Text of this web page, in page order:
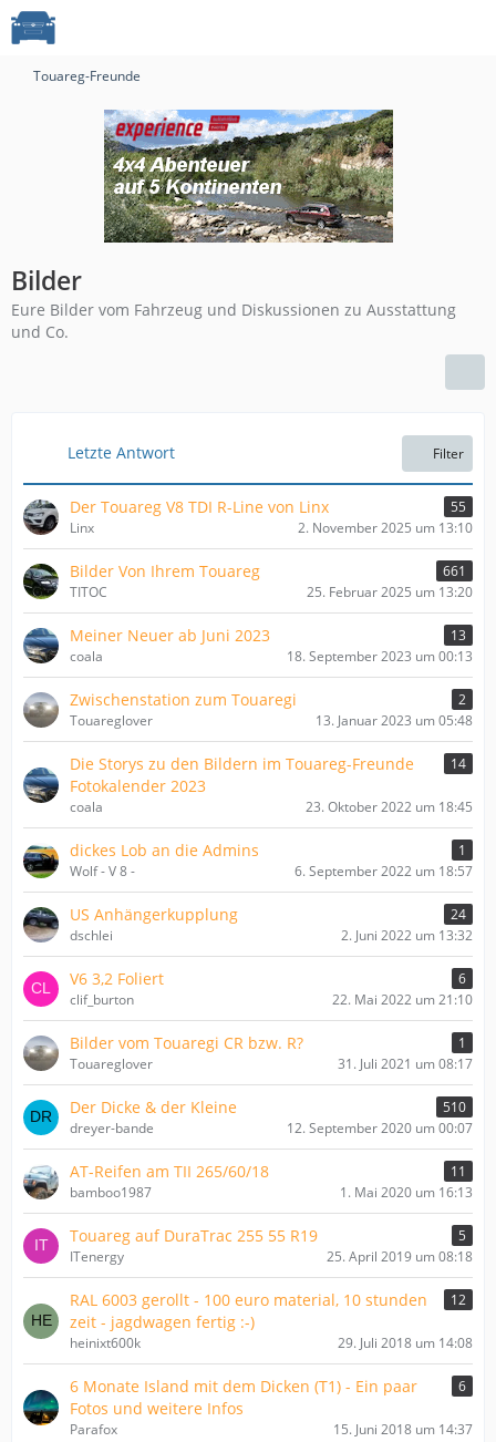
Touareg-Freunde
Bilder
Eure Bilder vom Fahrzeug und Diskussionen zu Ausstattung
und Co.
Letzte Antwort Filter
Der Touareg V8 TDI R-Line von Linx
55
Linx
2. November 2025 um 13:10
Bilder Von Ihrem Touareg
661
TITOC
25. Februar 2025 um 13:20
Meiner Neuer ab Juni 2023
13
coala
18. September 2023 um 00:13
Zwischenstation zum Touaregi
2
Touareglover
13. Januar 2023 um 05:48
Die Storys zu den Bildern im Touareg-Freunde
Fotokalender 2023
14
coala 23. Oktober 2022 um 18:45
dickes Lob an die Admins
1
Wolf - V 8 -
6. September 2022 um 18:57
US Anhängerkupplung
24
dschlei
2. Juni 2022 um 13:32
V6 3,2 Foliert
6
clif_burton
22. Mai 2022 um 21:10
Bilder vom Touaregi CR bzw. R?
1
Touareglover
31. Juli 2021 um 08:17
Der Dicke & der Kleine
510
dreyer-bande
12. September 2020 um 00:07
AT-Reifen am TII 265/60/18
11
bamboo1987
1. Mai 2020 um 16:13
Touareg auf DuraTrac 255 55 R19
5
ITenergy
25. April 2019 um 08:18
RAL 6003 gerollt - 100 euro material, 10 stunden
zeit - jagdwagen fertig :-)
12
heinixt600k 29. Juli 2018 um 14:08
6 Monate Island mit dem Dicken (T1) - Ein paar
Fotos und weitere Infos
6
Parafox 15. Juni 2018 um 14:37